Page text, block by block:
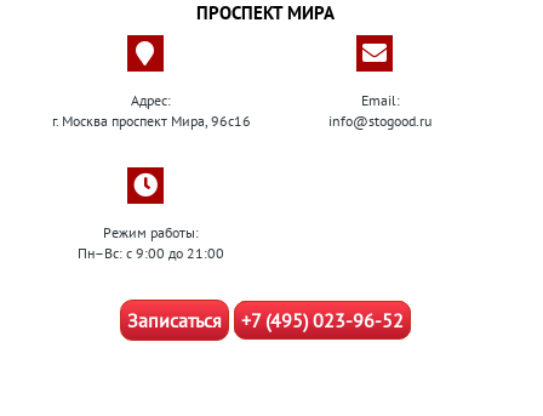
ПРОСПЕКТ МИРА
Адрес:
г. Москва проспект Мира, 96с16
Email:
info@stogood.ru
Режим работы:
Пн–Вс: с 9:00 до 21:00
Записаться +7 (495) 023-96-52